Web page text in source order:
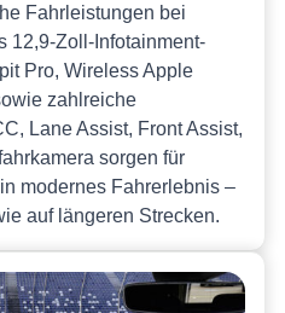
Fahrleistungen bei
12,9-Zoll-Infotainment-
Pro, Wireless Apple
zahlreiche
Lane Assist, Front Assist,
sorgen für
modernes Fahrerlebnis –
auf längeren Strecken.